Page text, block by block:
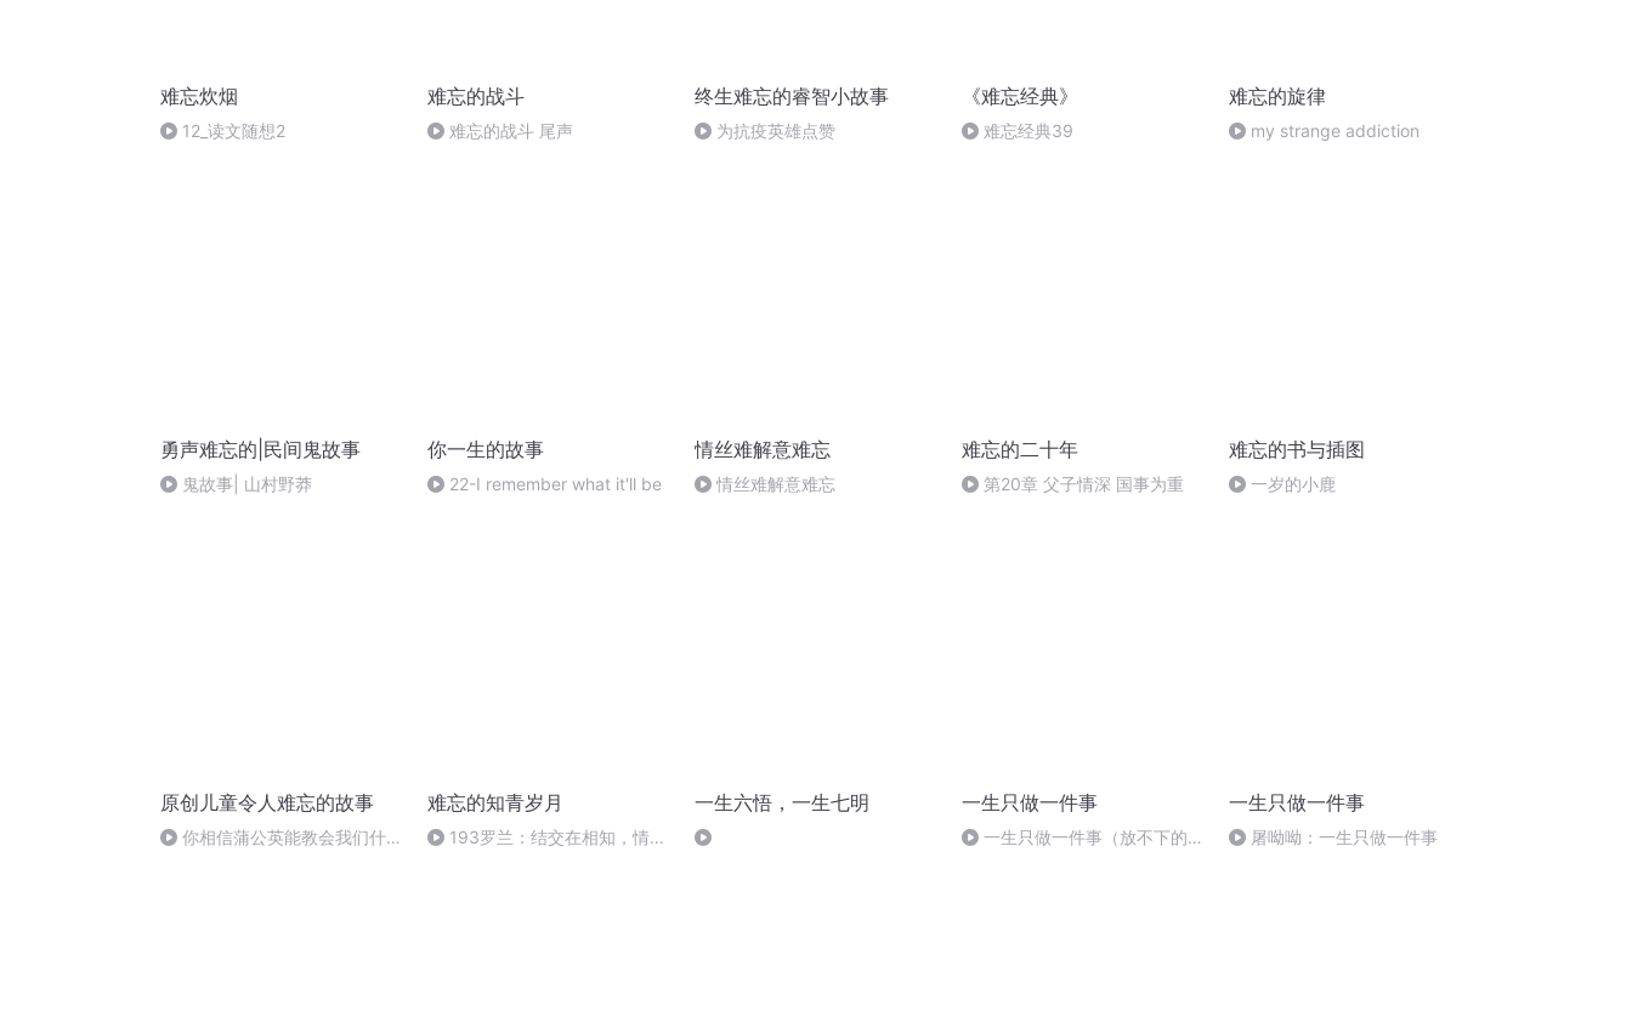
难忘炊烟
12_读文随想2
难忘的战斗
难忘的战斗 尾声
终生难忘的睿智小故事
为抗疫英雄点赞
《难忘经典》
难忘经典39
难忘的旋律
my strange addiction
勇声难忘的|民间鬼故事
鬼故事| 山村野莽
你一生的故事
22-I remember what it'll be
情丝难解意难忘
情丝难解意难忘
难忘的二十年
第20章 父子情深 国事为重
难忘的书与插图
一岁的小鹿
原创儿童令人难忘的故事
你相信蒲公英能教会我们什么
难忘的知青岁月
193罗兰：结交在相知，情谊
一生六悟，一生七明 一生只做一件事
一生只做一件事（放不下的牵
一生只做一件事
屠呦呦：一生只做一件事